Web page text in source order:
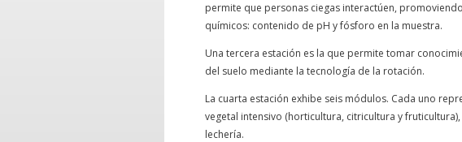
permite que personas ciegas interactúen,
químicos: contenido de pH y fósforo en la muestra.
Una tercera estación es la que permite tomar
del suelo mediante la tecnología de la rotación.
La cuarta estación exhibe seis módulos. Cada uno
vegetal intensivo (horticultura, citricultura y
lechería.